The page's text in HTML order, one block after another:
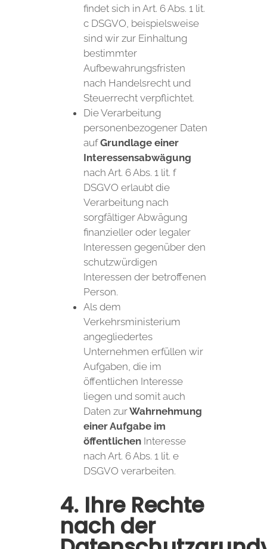
findet sich in Art. 6 Abs. 1 lit.
c DSGVO, beispielsweise
sind wir zur Einhaltung
bestimmter
Aufbewahrungsfristen
nach Handelsrecht und
Steuerrecht verpflichtet.
Die Verarbeitung
personenbezogener Daten
aufGrundlage einer
Interessensabwägung
nach Art. 6 Abs. 1 lit. f
DSGVO erlaubt die
Verarbeitung nach
sorgfältiger Abwägung
finanzieller oder legaler
Interessen gegenüber den
schutzwürdigen
Interessen der betroffenen
Person.
Als dem
Verkehrsministerium
angegliedertes
Unternehmen erfüllen wir
Aufgaben, die im
öffentlichen Interesse
liegen und somit auch
Daten zurWahrnehmung
einer Aufgabe im
öffentlichen Interesse
nach Art. 6 Abs. 1 lit. e
DSGVO verarbeiten.
4. Ihre Rechte
nach der